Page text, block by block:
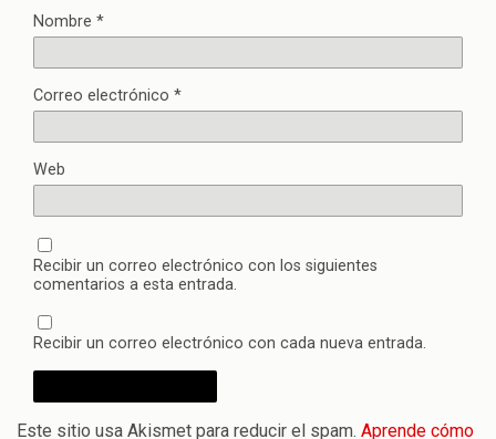
Nombre *
Correo electrónico *
Web
Recibir un correo electrónico con los siguientes
comentarios a esta entrada.
Recibir un correo electrónico con cada nueva entrada.
Este sitio usa Akismet para reducir el spam. Aprende cómo